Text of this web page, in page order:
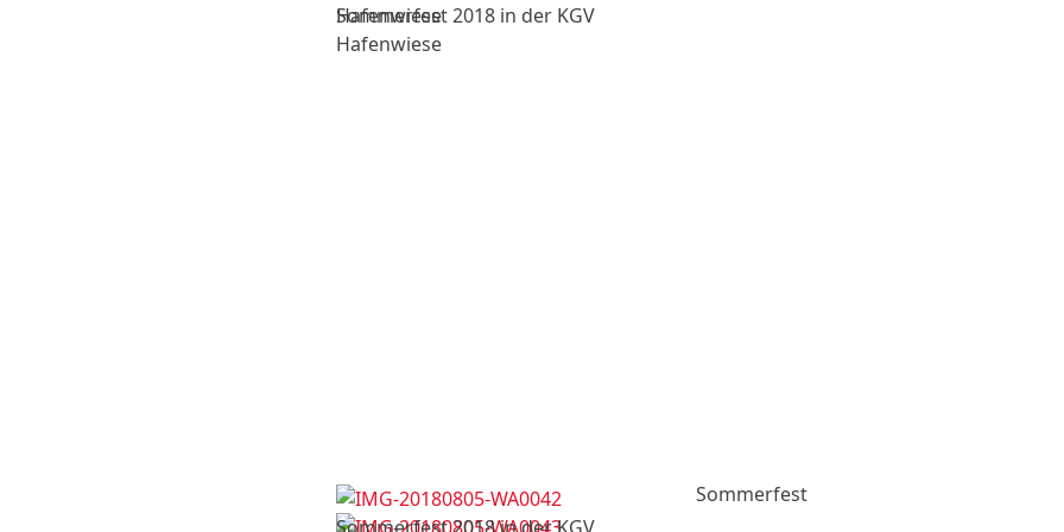
Hafenwiese
Sommerfest 2018 in der KGV
Hafenwiese
Sommerfest 2018 in der KGV
Sommerfest